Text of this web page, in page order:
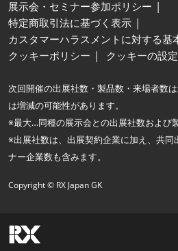
展示会・セミナー参加ポリシー
特定商取引法に基づく表示
カスタマーハラスメントに対する基
クッキーポリシー
クッキーの設定
次回開催の出展社数・製品数・来場者数
は増減の可能性があります。
※最大…同種の展示会との出展社数および
※出展社数は、出展契約企業に加え、共同
ナー企業数も含みます。
Copyright © RX Japan GK